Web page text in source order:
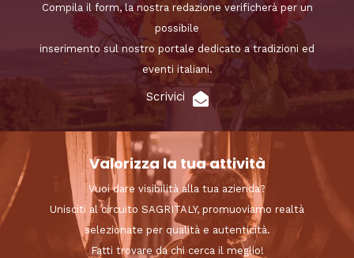
Compila il form, la nostra redazione verificherà per un
possibile
inserimento sul nostro portale dedicato a tradizioni ed
eventi italiani.
Scrivici
Valorizza la tua attività
Vuoi dare visibilità alla tua azienda?
Unisciti al circuito SAGRITALY, promuoviamo realtà
selezionate per qualità e autenticità.
Fatti trovare da chi cerca il meglio!